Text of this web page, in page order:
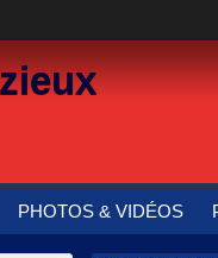
PHOTOS & VIDÉOS